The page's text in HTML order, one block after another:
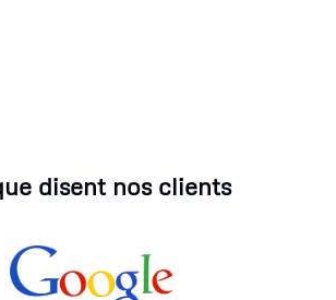
disent nos clients